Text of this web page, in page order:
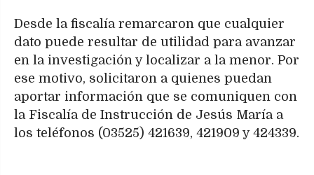
Desde la fiscalía remarcaron que cualquier
dato puede resultar de utilidad para avanzar
en la investigación y localizar a la menor. Por
ese motivo, solicitaron a quienes puedan
aportar información que se comuniquen con
la Fiscalía de Instrucción de Jesús María a
los teléfonos (03525) 421639, 421909 y 424339.